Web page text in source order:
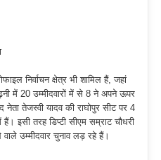
निर्वाचन क्षेत्र भी शामिल हैं, जहां
में 20 उम्मीदवारों में से 8 ने अपने ऊपर
तेजस्वी यादव की राघोपुर सीट पर 4
इसी तरह डिप्टी सीएम सम्राट चौधरी
उम्मीदवार चुनाव लड़ रहे हैं।